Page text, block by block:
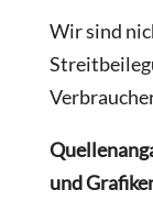
Wir sind
und